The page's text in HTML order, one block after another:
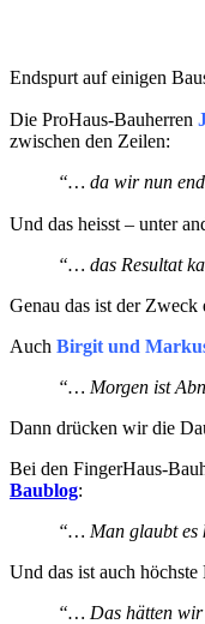
Endspurt auf einigen
Die ProHaus-Bauherren
zwischen den Zeilen:
“… da wir nun
Und das heisst – unter
“… das Resultat
Genau das ist der
Auch Birgit und
“… Morgen ist
Dann drücken wir die
Bei den FingerHaus-
Baublog:
“… Man glaubt es
Und das ist auch
“… Das hätten wir